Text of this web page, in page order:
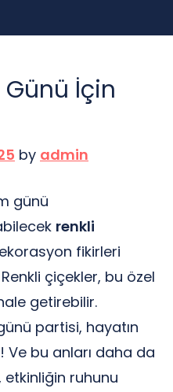
İçin
by admin
günü
renkli
fikirleri
çiçekler, bu özel
getirebilir.
partisi, hayatın
Ve bu anları daha da
etkinliğin ruhunu